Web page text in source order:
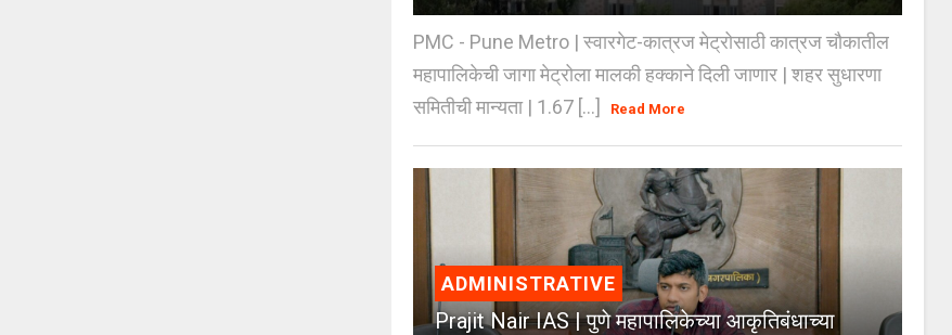
PMC - Pune Metro | स्वारगेट-कात्रज मेट्रोसाठी कात्रज चौकातील
महापालिकेची जागा मेट्रोला मालकी हक्काने दिली जाणार | शहर सुधारणा
समितीची मान्यता | 1.67 [...]
Read More
ADMINISTRATIVE
Prajit Nair IAS | पुणे महापालिकेच्या आकृतिबंधाच्या